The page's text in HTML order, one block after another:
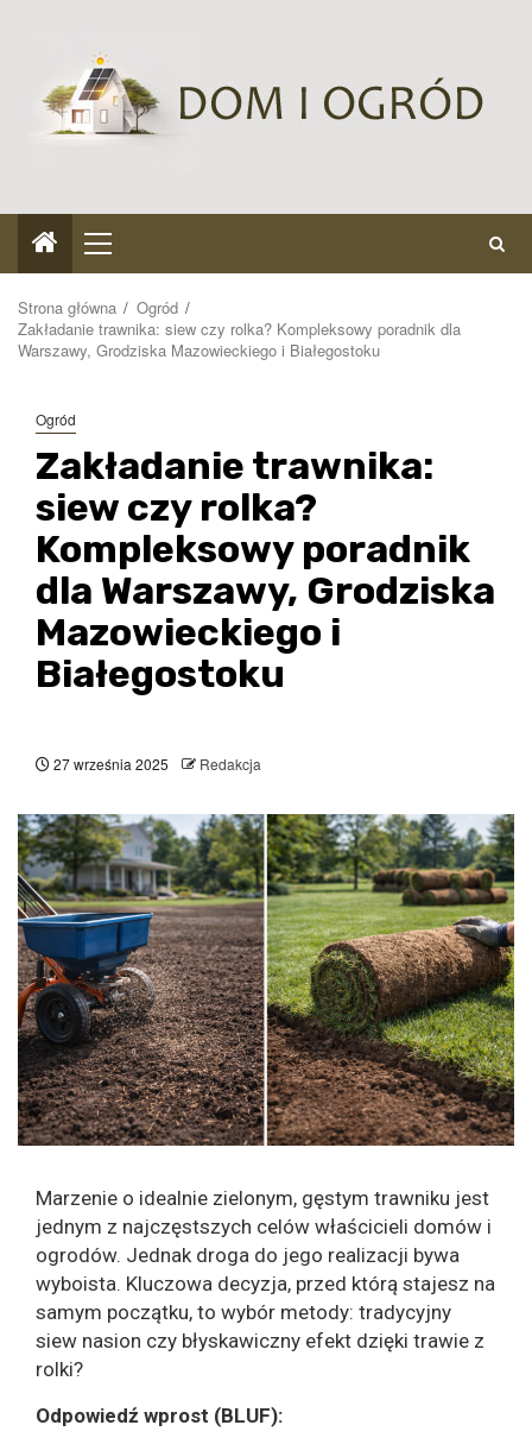
Menu
główne
Strona główna
Ogród
Zakładanie trawnika: siew czy rolka? Kompleksowy poradnik dla
Warszawy, Grodziska Mazowieckiego i Białegostoku
Ogród
Zakładanie trawnika:
siew czy rolka?
Kompleksowy poradnik
dla Warszawy, Grodziska
Mazowieckiego i
Białegostoku
27 września 2025 Redakcja
Marzenie o idealnie zielonym, gęstym trawniku jest
jednym z najczęstszych celów właścicieli domów i
ogrodów. Jednak droga do jego realizacji bywa
wyboista. Kluczowa decyzja, przed którą stajesz na
samym początku, to wybór metody: tradycyjny
siew nasion czy błyskawiczny efekt dzięki trawie z
rolki?
Odpowiedź wprost (BLUF):